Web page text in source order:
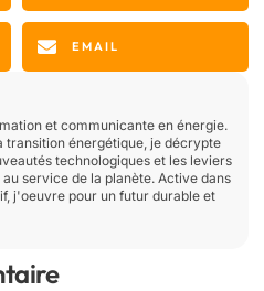
EMAIL
et communicante en énergie.
transition énergétique, je décrypte
technologiques et les leviers
au service de la planète. Active dans
j'oeuvre pour un futur durable et